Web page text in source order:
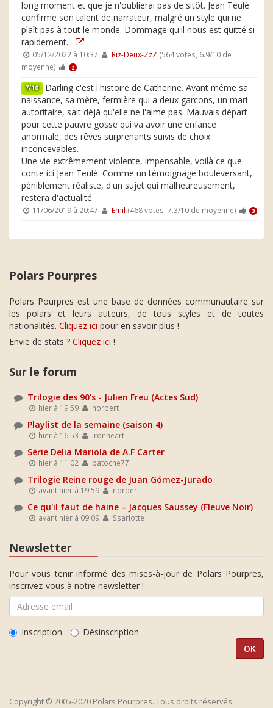
long moment et que je n'oublierai pas de sitôt. Jean Teulé
confirme son talent de narrateur, malgré un style qui ne
plaît pas à tout le monde. Dommage qu'il nous est quitté si
rapidement...
05/12/2022 à 10:37 Riz-Deux-ZzZ (564 votes, 6.9/10 de
moyenne)
2
7/10 Darling c'est l'histoire de Catherine. Avant même sa
naissance, sa mère, fermière qui a deux garcons, un mari
autoritaire, sait déjà qu'elle ne l'aime pas. Mauvais départ
pour cette pauvre gosse qui va avoir une enfance
anormale, des rêves surprenants suivis de choix
inconcevables.
Une vie extrêmement violente, impensable, voilà ce que
conte ici Jean Teulé. Comme un témoignage bouleversant,
péniblement réaliste, d'un sujet qui malheureusement,
restera d'actualité.
11/06/2019 à 20:47 Emil (468 votes, 7.3/10 de moyenne) 3
Polars Pourpres
Polars Pourpres est une base de données communautaire sur
les polars et leurs auteurs, de tous styles et de toutes
nationalités. Cliquez ici pour en savoir plus !
Envie de stats ? Cliquez ici !
Sur le forum
Trilogie des 90's - Julien Freu (Actes Sud)
hier à 19:59 norbert
Playlist de la semaine (saison 4)
hier à 16:53 Ironheart
Série Delia Mariola de A.F Carter
hier à 11:02 patoche77
Trilogie Reine rouge de Juan Gómez-Jurado
avant hier à 19:59 norbert
Ce qu'il faut de haine – Jacques Saussey (Fleuve Noir)
avant hier à 09:09 Ssarlotte
Newsletter
Pour vous tenir informé des mises-à-jour de Polars Pourpres,
inscrivez-vous à notre newsletter !
Inscription Désinscription
Copyright © 2005-2020 Polars Pourpres. Tous droits réservés.